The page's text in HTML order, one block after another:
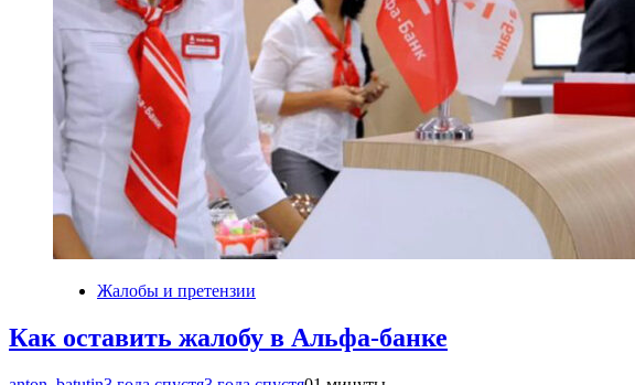
Жалобы и претензии
Как оставить жалобу в Альфа-банке